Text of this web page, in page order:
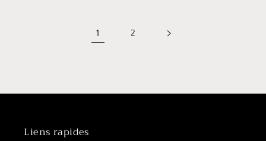
1 2
Liens rapides